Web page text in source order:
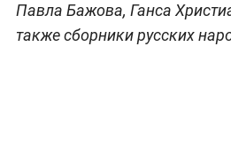
Павла Бажова, Ганса
также сборники русских